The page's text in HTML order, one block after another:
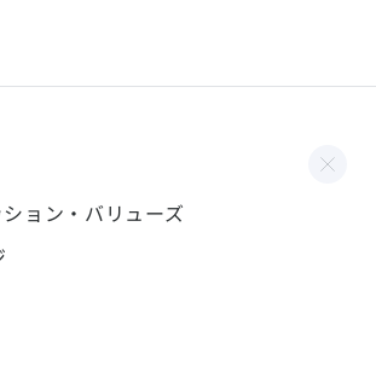
ョン・バリューズ